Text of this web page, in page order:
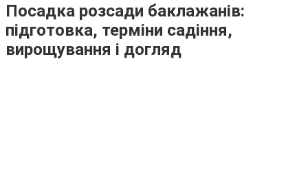
Посадка розсади баклажанів:
підготовка, терміни садіння,
вирощування і догляд